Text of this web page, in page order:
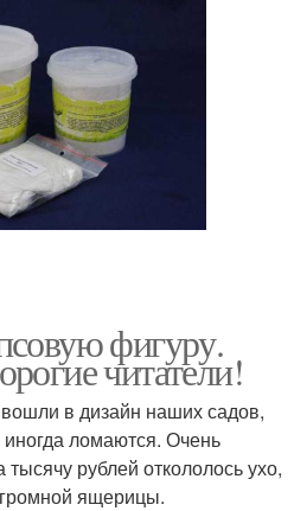
фигуру.
читатели!
в дизайн наших садов,
ломаются. Очень
тысячу рублей откололось ухо,
ящерицы.